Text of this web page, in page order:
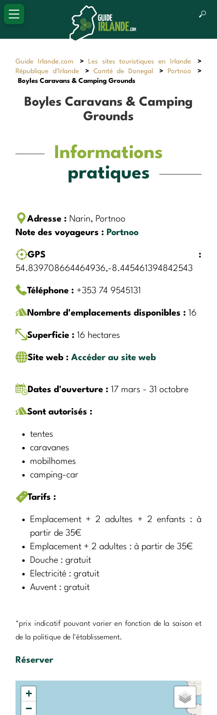
Guide Irlande.com > Les sites touristiques en Irlande
>
République d'Irlande
> Comté de Donegal > Portnoo
>
Boyles Caravans & Camping Grounds
Boyles Caravans & Camping
Grounds
Informations
pratiques
Adresse : Narin, Portnoo
Note des voyageurs : Portnoo
GPS :
54.839708664464936,-8.445461394842543
Téléphone : +353 74 9545131
Nombre d'emplacements disponibles : 16
Superficie : 16 hectares
Site web : Accéder au site web
Dates d'ouverture : 17 mars - 31 octobre
Sont autorisés :
tentes
caravanes
mobilhomes
camping-car
Tarifs :
Emplacement + 2 adultes + 2 enfants : à
partir de 35€
Emplacement + 2 adultes : à partir de 35€
Douche : gratuit
Electricité : gratuit
Auvent : gratuit
*prix indicatif pouvant varier en fonction de la saison et
de la politique de l'établissement.
Réserver
+
−